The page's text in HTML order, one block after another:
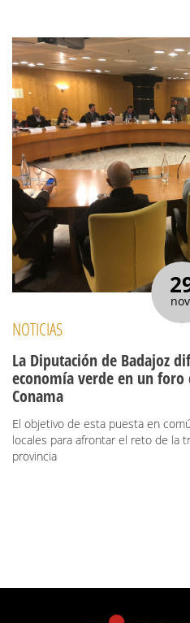
NOTICIAS
La Diputación de Badajoz
economía verde en un foro
Conama
El objetivo de esta puesta en
locales para afrontar el reto de la
provincia